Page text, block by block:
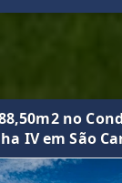
no
IV em São